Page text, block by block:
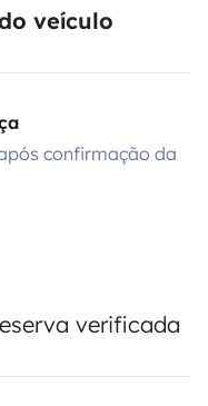
veículo
confirmação da
verificada